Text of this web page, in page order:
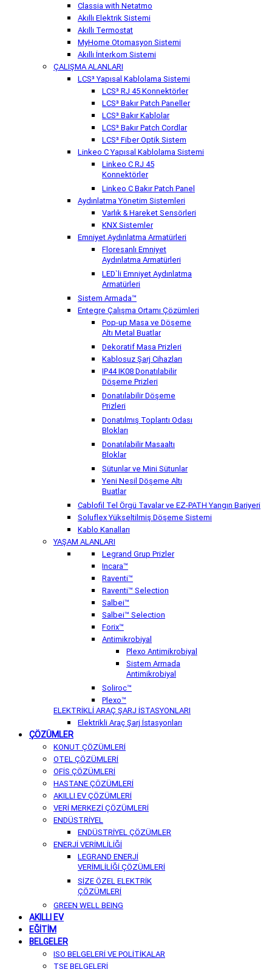
Classia with Netatmo
Akıllı Elektrik Sistemi
Akıllı Termostat
MyHome Otomasyon Sistemi
Akıllı İnterkom Sistemi
ÇALIŞMA ALANLARI
LCS³ Yapısal Kablolama Sistemi
LCS³ RJ 45 Konnektörler
LCS³ Bakır Patch Paneller
LCS³ Bakır Kablolar
LCS³ Bakır Patch Cordlar
LCS³ Fiber Optik Sistem
Linkeo C Yapısal Kablolama Sistemi
Linkeo C RJ 45
Konnektörler
Linkeo C Bakır Patch Panel
Aydınlatma Yönetim Sistemleri
Varlık & Hareket Sensörleri
KNX Sistemler
Emniyet Aydınlatma Armatürleri
Floresanlı Emniyet
Aydınlatma Armatürleri
LED`li Emniyet Aydınlatma
Armatürleri
Sistem Armada™
Entegre Çalışma Ortamı Çözümleri
Pop-up Masa ve Döşeme
Altı Metal Buatlar
Dekoratif Masa Prizleri
Kablosuz Şarj Cihazları
IP44 IK08 Donatılabilir
Döşeme Prizleri
Donatılabilir Döşeme
Prizleri
Donatılmış Toplantı Odası
Blokları
Donatılabilir Masaaltı
Bloklar
Sütunlar ve Mini Sütunlar
Yeni Nesil Döşeme Altı
Buatlar
Cablofil Tel Örgü Tavalar ve EZ-PATH Yangın Bariyeri
Soluflex Yükseltilmiş Döşeme Sistemi
Kablo Kanalları
YAŞAM ALANLARI
Legrand Grup Prizler
Incara™
Raventi™
Raventi™ Selection
Salbei™
Salbei™ Selection
Forix™
Antimikrobiyal
Plexo Antimikrobiyal
Sistem Armada
Antimikrobiyal
Soliroc™
Plexo™
ELEKTRİKLİ ARAÇ ŞARJ İSTASYONLARI
Elektrikli Araç Şarj İstasyonları
ÇÖZÜMLER
KONUT ÇÖZÜMLERİ
OTEL ÇÖZÜMLERİ
OFİS ÇÖZÜMLERİ
HASTANE ÇÖZÜMLERİ
AKILLI EV ÇÖZÜMLERİ
VERİ MERKEZİ ÇÖZÜMLERİ
ENDÜSTRİYEL
ENDÜSTRİYEL ÇÖZÜMLER
ENERJİ VERİMLİLİĞİ
LEGRAND ENERJİ
VERİMLİLİĞİ ÇÖZÜMLERİ
SİZE ÖZEL ELEKTRİK
ÇÖZÜMLERİ
GREEN WELL BEING
AKILLI EV
EĞİTİM
BELGELER
ISO BELGELERİ VE POLİTİKALAR
TSE BELGELERİ